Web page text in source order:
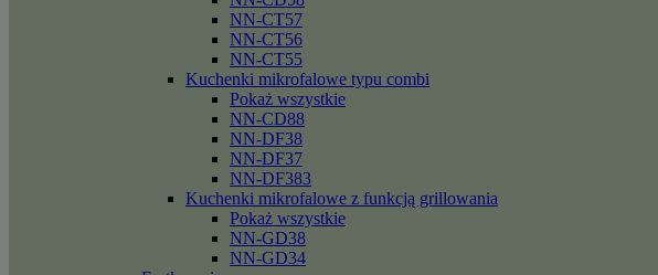
NN-CT57
NN-CT56
NN-CT55
Kuchenki mikrofalowe typu combi
Pokaż wszystkie
NN-CD88
NN-DF38
NN-DF37
NN-DF383
Kuchenki mikrofalowe z funkcją grillowania
Pokaż wszystkie
NN-GD38
NN-GD34